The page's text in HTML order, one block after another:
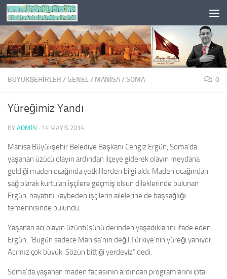
Skip to content
BÜYÜKŞEHİRLER / GENEL/ MANISA/SOMA 0
Yüreğimiz Yandı
BY ADMIN · 14 MAYIS 2014
Manisa Büyükşehir Belediye Başkanı Cengiz Ergün, Soma’da
yaşanan üzücü olayın ardından ilçeye giderek olayın meydana
geldiği maden ocağında yetkililerden bilgi aldı. Maden ocağından
sağ olarak kurtulan işçilere geçmiş olsun dileklerinde bulunan
Ergün, hayatını kaybeden işçilerin ailelerine de başsağlığı
temennisinde bulundu.
Yaşanan acı olayın üzüntüsünü derinden yaşadıklarını ifade eden
Ergün, “Bugün sadece Manisa’nın değil Türkiye’nin yüreği yanıyor.
Acımız çok büyük. Sözün bittiği yerdeyiz” dedi.
Soma’da yaşanan maden faciasının ardından programlarını iptal